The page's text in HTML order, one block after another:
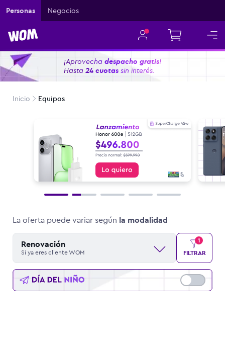
Personas Negocios
Filtrar por marca
Autorizado
Motorola
Tecno
Ordenar equipos por:
Filtro por Oferta:
¡Aprovecha despacho gratis!
Hasta 24 cuotas sin interés.
Inicio Equipos
La oferta puede variar según la modalidad
Renovación
Si ya eres cliente WOM
1
FILTRAR